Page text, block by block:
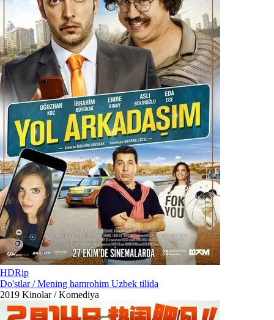
HDRip
Do'stlar / Mening hamrohim Uzbek tilida
2019 Kinolar / Komediya